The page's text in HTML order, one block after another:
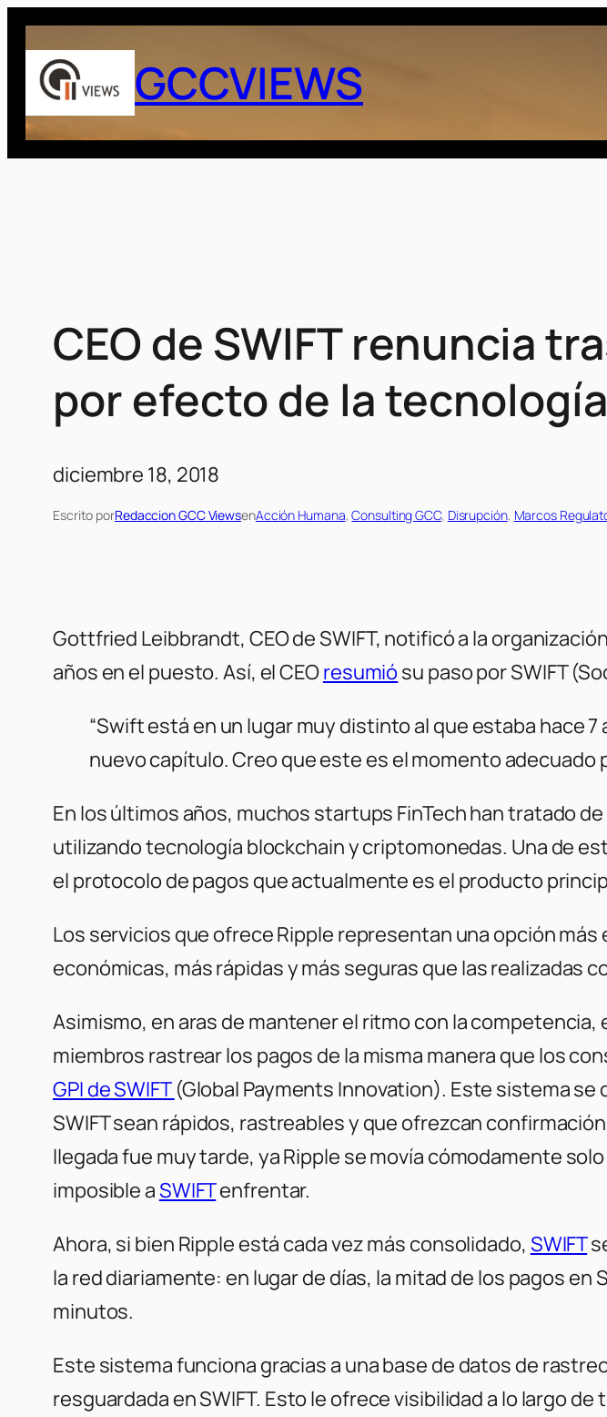
Saltar
contenido
GCCVIEWS
CEO de SWIFT renuncia
por efecto de la
diciembre 18, 2018
Escrito porRedaccion GCC ViewsenAcción Humana, Consulting GCC, Disrupción, Marcos
Gottfried Leibbrandt, CEO de SWIFT, notificó a la
años en el puesto. Así, el CEOresumiósu paso por SWIFT
“Swift está en un lugar muy distinto al que estaba hace
nuevo capítulo. Creo que este es el momento adecuado
En los últimos años, muchos startups FinTech han tratado
utilizando tecnología blockchain y criptomonedas. Una de
el protocolo de pagos que actualmente es el producto
Los servicios que ofrece Ripple representan una opción
económicas, más rápidas y más seguras que las realizadas
Asimismo, en aras de mantener el ritmo con la competencia,
miembros rastrear los pagos de la misma manera que los
GPI de SWIFT (Global Payments Innovation). Este sistema
SWIFT sean rápidos, rastreables y que ofrezcan
llegada fue muy tarde, ya Ripple se movía cómodamente
imposible a SWIFTenfrentar.
Ahora, si bien Ripple está cada vez más consolidado, SWIFT
la red diariamente: en lugar de días, la mitad de los pagos
minutos.
Este sistema funciona gracias a una base de datos de
resguardada en SWIFT. Esto le ofrece visibilidad a lo largo